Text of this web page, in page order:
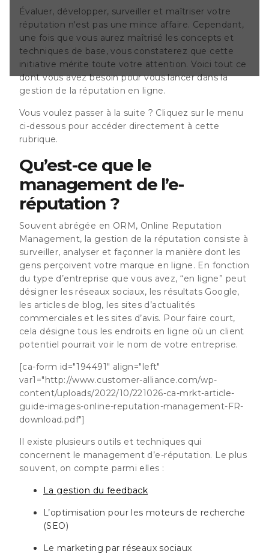
la manière
votre marque
d’entreprise
peut désigner
Google,
d’actualités
d’avis. Pour
les endroits
pourrait
Évaluer, développer, surveiller et maîtriser votre
réputation n'est pas une mince affaire. Cependant,
une fois que vous aurez maîtrisé les concepts et
techniques de base, vous constaterez que cette
initiative mérite toute votre attention. Voici tout ce
dont vous avez besoin pour vous lancer dans la
gestion de la réputation en ligne.
Vous voulez passer à la suite ? Cliquez sur le menu
ci-dessous pour accéder directement à cette
rubrique.
Qu’est-ce que le
management de l’e-
réputation ?
Souvent abrégée en ORM, Online Reputation
Management, la gestion de la réputation consiste à
surveiller, analyser et façonner la manière dont les
gens perçoivent votre marque en ligne. En fonction
du type d’entreprise que vous avez, “en ligne” peut
désigner les réseaux sociaux, les résultats Google,
les articles de blog, les sites d’actualités
commerciales et les sites d’avis. Pour faire court,
cela désigne tous les endroits en ligne où un client
potentiel pourrait voir le nom de votre entreprise.
[ca-form id="194491" align="left"
var1="http://www.customer-alliance.com/wp-
content/uploads/2022/10/221026-ca-mrkt-article-
guide-images-online-reputation-management-FR-
download.pdf"]
Il existe plusieurs outils et techniques qui
concernent le management d’e-réputation. Le plus
souvent, on compte parmi elles :
La gestion du feedback
L’optimisation pour les moteurs de recherche
(SEO)
Le marketing par réseaux sociaux